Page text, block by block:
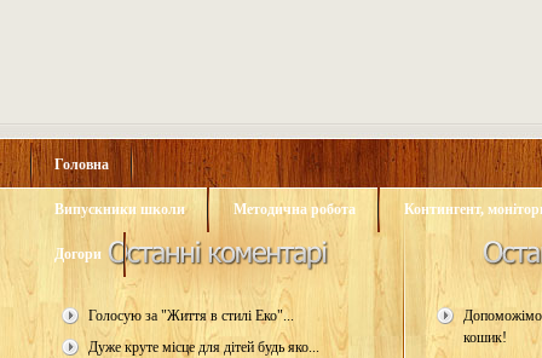
Головна
Випускники школи Методична робота Контингент,
Догори
Голосую за "Життя в стилі Еко"...
Дуже круте місце для дітей будь яко...
Допоможімо
кошик!